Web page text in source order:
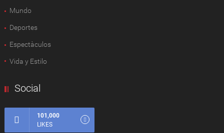
Mundo
Deportes
Espectàculos
Vida y Estilo
Social
101,000
LIKES